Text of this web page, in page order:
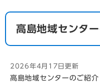
高島地域センタ
2026年4月17日更新
高島地域センターのご紹介